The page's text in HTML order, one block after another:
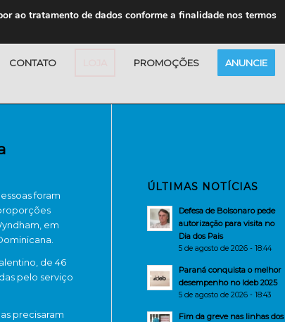
CONTATO PROMOÇÕES ANUNCIE
foram
em
de 46
pelo serviço
precisaram
ÚLTIMAS NOTÍCIAS
Defesa de Bolsonaro pede
autorização para visita no
Dia dos Pais
5 de agosto de 2026 - 18:44
Paraná conquista o melhor
desempenho no Ideb 2025
5 de agosto de 2026 - 18:43
Fim da greve nas linhas dos
ao tratamento de dados conforme a finalidade nos termos